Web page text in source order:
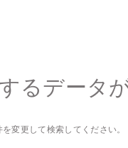
るデータ
を変更して検索してください。